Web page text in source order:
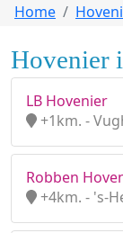
Home
Hovenier
LB Hovenier
+1km. -
Robben
+4km. - 's-